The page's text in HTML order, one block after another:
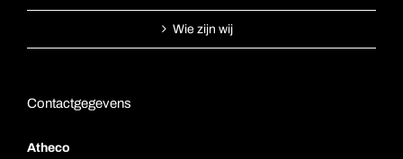
Wie zijn wij
Contactgegevens
Atheco